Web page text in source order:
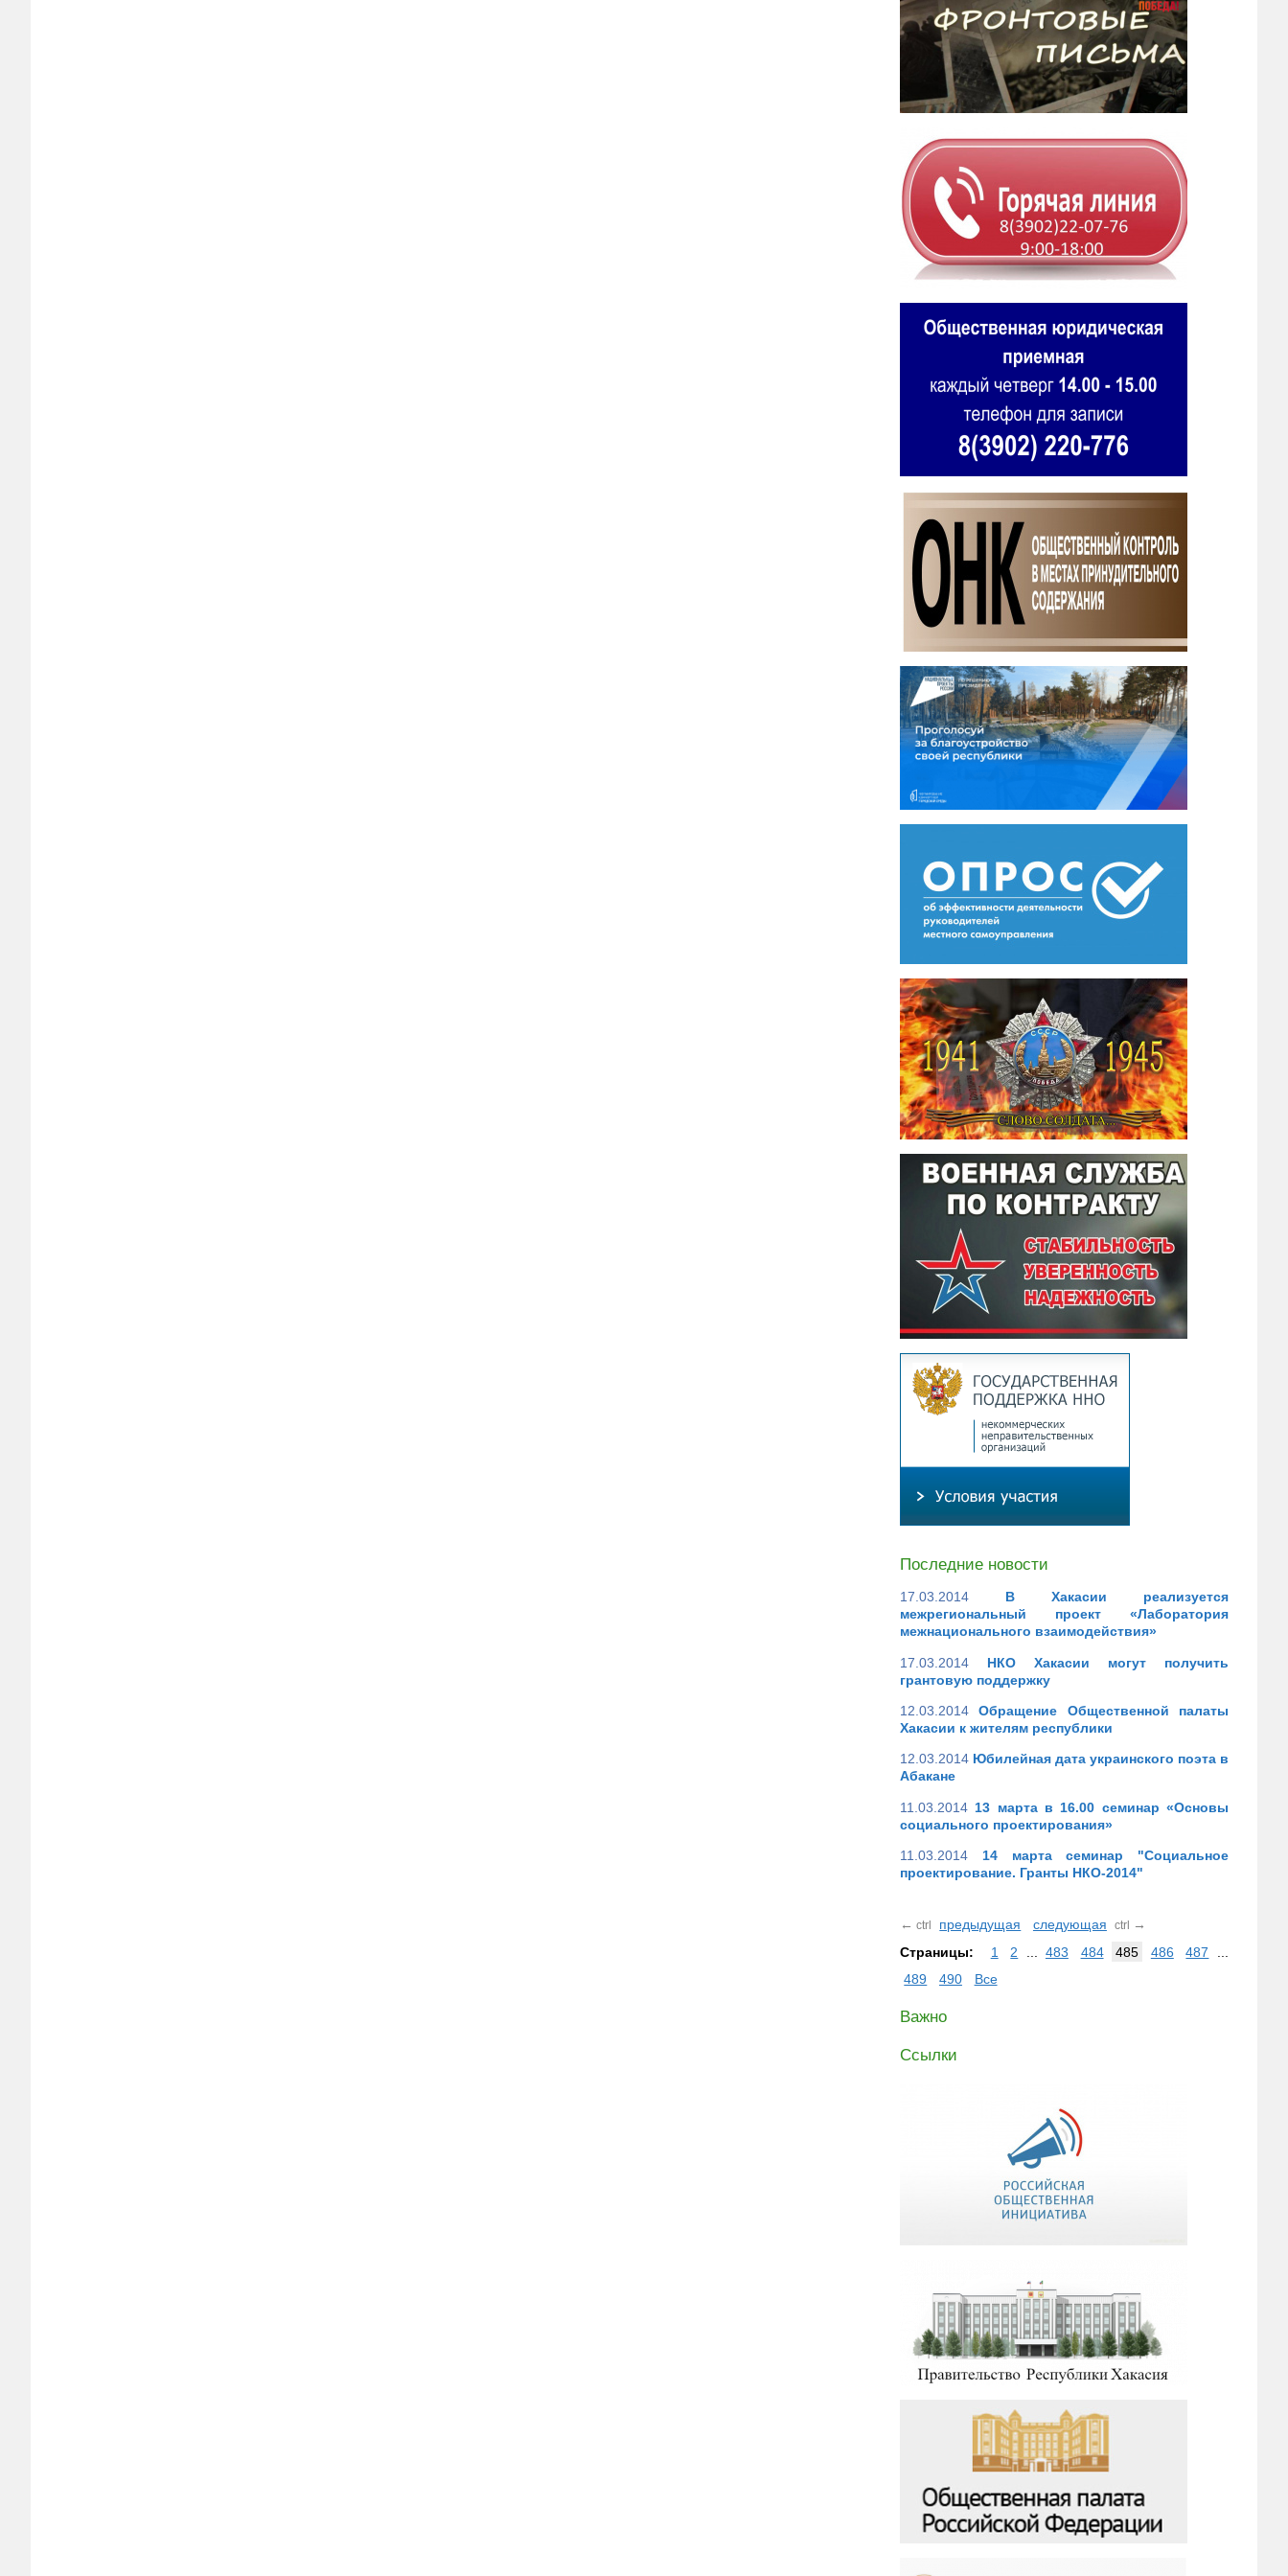
Последние новости
17.03.2014
В Хакасии реализуется
межрегиональный проект «Лаборатория
межнационального взаимодействия»
17.03.2014
НКО Хакасии могут получить
грантовую поддержку
12.03.2014
Обращение Общественной палаты
Хакасии к жителям республики
12.03.2014 Юбилейная дата украинского поэта в
Абакане
11.03.2014 13 марта в 16.00 семинар «Основы
социального проектирования»
11.03.2014
14 марта семинар "Социальное
проектирование. Гранты НКО-2014"
← ctrl предыдущая следующая ctrl →
Страницы:
1 2 483 484 485 486 487
489
490 Все
Важно
Ссылки